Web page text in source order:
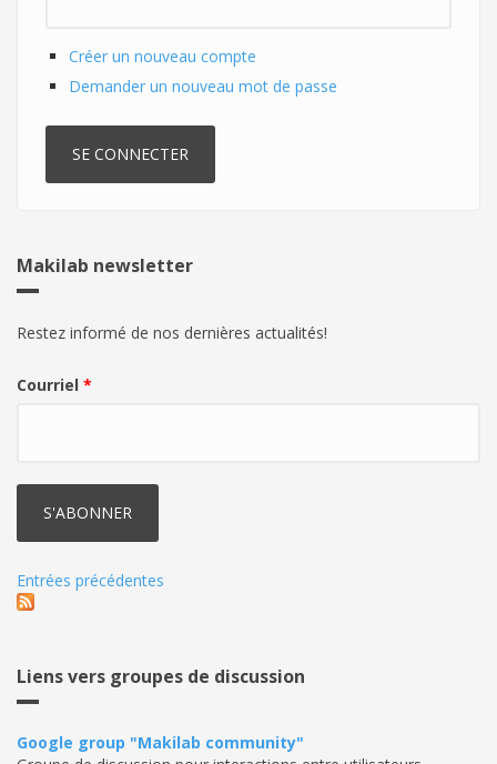
Créer un nouveau compte
Demander un nouveau mot de passe
Makilab newsletter
Restez informé de nos dernières actualités!
Courriel *
Entrées précédentes
Liens vers groupes de discussion
Google group "Makilab community"